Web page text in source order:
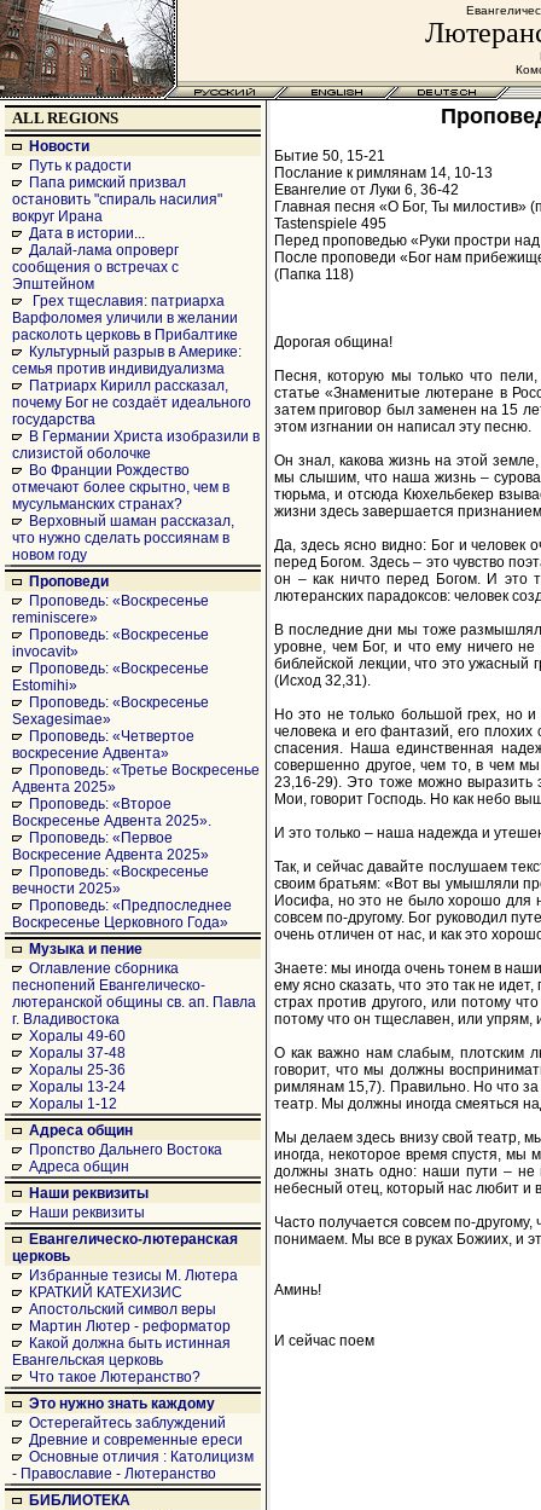
ALL REGIONS
Новости
Путь к радости
Папа римский призвал
остановить "спираль насилия"
вокруг Ирана
Дата в истории...
Далай-лама опроверг
сообщения о встречах с
Эпштейном
Грех тщеславия: патриарха
Варфоломея уличили в желании
расколоть церковь в Прибалтике
Культурный разрыв в Америке:
семья против индивидуализма
Патриарх Кирилл рассказал,
почему Бог не создаёт идеального
государства
В Германии Христа изобразили в
слизистой оболочке
Во Франции Рождество
отмечают более скрытно, чем в
мусульманских странах?
Верховный шаман рассказал,
что нужно сделать россиянам в
новом году
Проповеди
Проповедь: «Воскресенье
reminiscere»
Проповедь: «Воскресенье
invocavit»
Проповедь: «Воскресенье
Estomihi»
Проповедь: «Воскресенье
Sexagesimae»
Проповедь: «Четвертое
воскресение Адвента»
Проповедь: «Третье Воскресенье
Адвента 2025»
Проповедь: «Второе
Воскресенье Адвента 2025».
Проповедь: «Первое
Воскресение Адвента 2025»
Проповедь: «Воскресенье
вечности 2025»
Проповедь: «Предпоследнее
Воскресенье Церковного Года»
Музыка и пение
Оглавление сборника
песнопений Евангелическо-
лютеранской общины св. ап. Павла
г. Владивостока
Хоралы 49-60
Хоралы 37-48
Хоралы 25-36
Хоралы 13-24
Хоралы 1-12
Адреса общин
Пропство Дальнего Востока
Адреса общин
Наши реквизиты
Наши реквизиты
Евангелическо-лютеранская
церковь
Избранные тезисы М. Лютера
КРАТКИЙ КАТЕХИЗИС
Апостольский символ веры
Мартин Лютер - реформатор
Какой должна быть истинная
Евангельская церковь
Что такое Лютеранство?
Это нужно знать каждому
Остерегайтесь заблуждений
Древние и современные ереси
Основные отличия : Католицизм
- Православие - Лютеранство
БИБЛИОТЕКА
Бытие 50, 15-21
Послание к римлянам 14, 10-13
Евангелие от Луки 6, 36-42
Главная песня «О Бог, Ты милостив»
Tastenspiele 495
Перед проповедью «Руки простри
После проповеди «Бог нам
(Папка 118)
Дорогая община!
Песня, которую мы только что
статье «Знаменитые лютеране в
затем приговор был заменен на 15
этом изгнании он написал эту песню.
Он знал, какова жизнь на этой
мы слышим, что наша жизнь –
тюрьма, и отсюда Кюхельбекер
жизни здесь завершается
Да, здесь ясно видно: Бог и человек
перед Богом. Здесь – это чувство
он – как ничто перед Богом. И это
лютеранских парадоксов: человек
В последние дни мы тоже
уровне, чем Бог, и что ему ничего
библейской лекции, что это ужасный
(Исход 32,31).
Но это не только большой грех, но
человека и его фантазий, его
спасения. Наша единственная
совершенно другое, чем то, в чем
23,16-29). Это тоже можно
Мои, говорит Господь. Но как небо
И это только – наша надежда и
Так, и сейчас давайте послушаем
своим братьям: «Вот вы умышляли
Иосифа, но это не было хорошо для
совсем по-другому. Бог руководил
очень отличен от нас, и как это
Знаете: мы иногда очень тонем в
ему ясно сказать, что это так не
страх против другого, или потому
потому что он тщеславен, или упрям,
О как важно нам слабым, плотским
говорит, что мы должны
римлянам 15,7). Правильно. Но что
театр. Мы должны иногда смеяться
Мы делаем здесь внизу свой театр,
иногда, некоторое время спустя,
должны знать одно: наши пути – не
небесный отец, который нас любит и
Часто получается совсем по-
понимаем. Мы все в руках Божиих, и
Аминь!
И сейчас поем